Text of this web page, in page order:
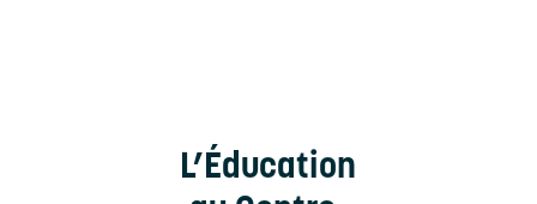
L’Éducation